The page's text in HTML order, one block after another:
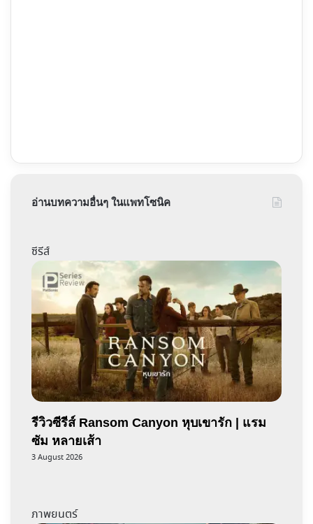
อ่านบทความอื่นๆ ในแพทโซนิค
ซีรีส์
รีวิวซีรีส์ Ransom Canyon หุบเขารัก | แรม
ซัม หลายเส้า
3 August 2026
ภาพยนตร์